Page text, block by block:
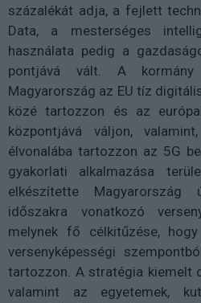
százalékát adja, a fejlett
Data, a mesterséges
használata pedig a
pontjává vált. A
Magyarország az EU tíz
közé tartozzon és az
központjává váljon,
élvonalába tartozzon az 5G
gyakorlati alkalmazása
elkészítette
időszakra vonatkozó
melynek fő célkitűzése,
versenyképességi
tartozzon. A stratégia kiemelt
valamint az egyetemek,